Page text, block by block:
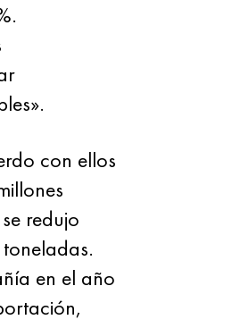
con ellos
redujo
en el año